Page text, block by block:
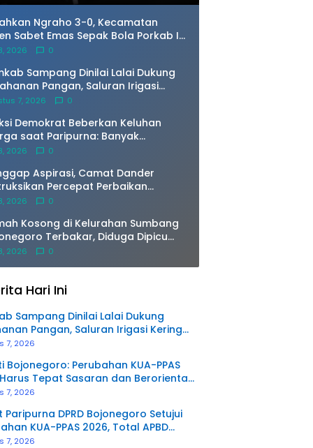
Ngraho 3-0, Kecamatan
Sabet Emas Sepak Bola Porkab II
2026 0
Sampang Dinilai Lalai Dukung
Pangan, Saluran Irigasi
dan Telantar
7, 2026 0
Demokrat Beberkan Keluhan
saat Paripurna: Banyak
Program Gayatri Jual Ayam
2026 0
Aspirasi, Camat Dander
Percepat Perbaikan
Jembatan Ngablak Agar
2026 0
Kosong di Kelurahan Sumbang
Terbakar, Diduga Dipicu
Sampah
2026 0
Hari Ini
Sampang Dinilai Lalai Dukung
Pangan, Saluran Irigasi Kering
7, 2026
Bojonegoro: Perubahan KUA-PPAS
Tepat Sasaran dan Berorientasi
7, 2026
Paripurna DPRD Bojonegoro Setujui
KUA-PPAS 2026, Total APBD
Triliun
7, 2026